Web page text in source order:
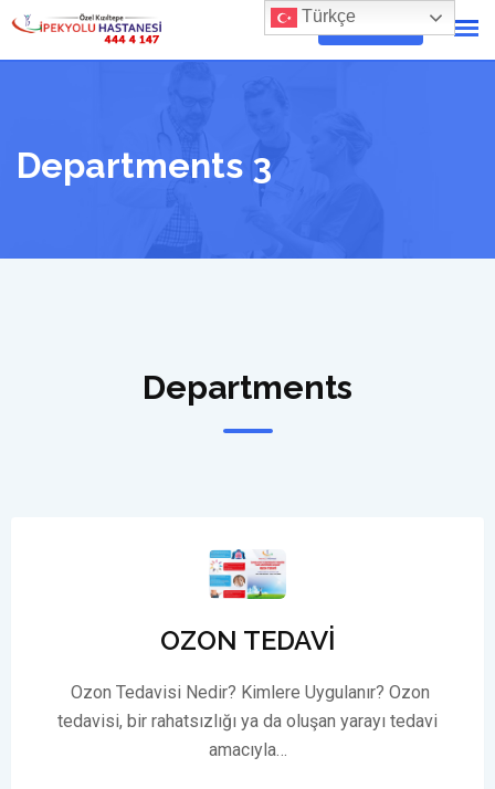
RANDEVU AL
Departments 3
Departments
OZON TEDAVİ
Ozon Tedavisi Nedir? Kimlere Uygulanır? Ozon
tedavisi, bir rahatsızlığı ya da oluşan yarayı tedavi
amacıyla…
Türkçe